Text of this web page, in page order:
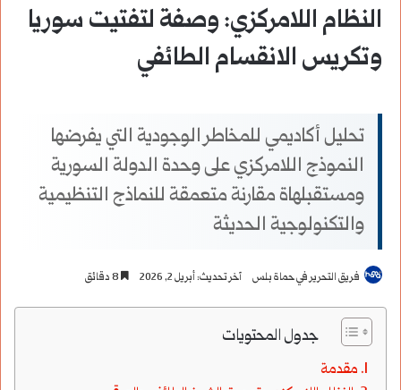
النظام اللامركزي: وصفة لتفتيت سوريا
وتكريس الانقسام الطائفي
تحليل أكاديمي للمخاطر الوجودية التي يفرضها
النموذج اللامركزي على وحدة الدولة السورية
ومستقبلهاة مقارنة متعمقة للنماذج التنظيمية
والتكنولوجية الحديثة
فريق التحرير في حماة بلس آخر تحديث: أبريل 2, 2026
جدول المحتويات
مقدمة